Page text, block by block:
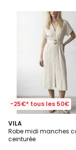
-25€* tous les 50€
VILA
Robe midi manches
ceinturée